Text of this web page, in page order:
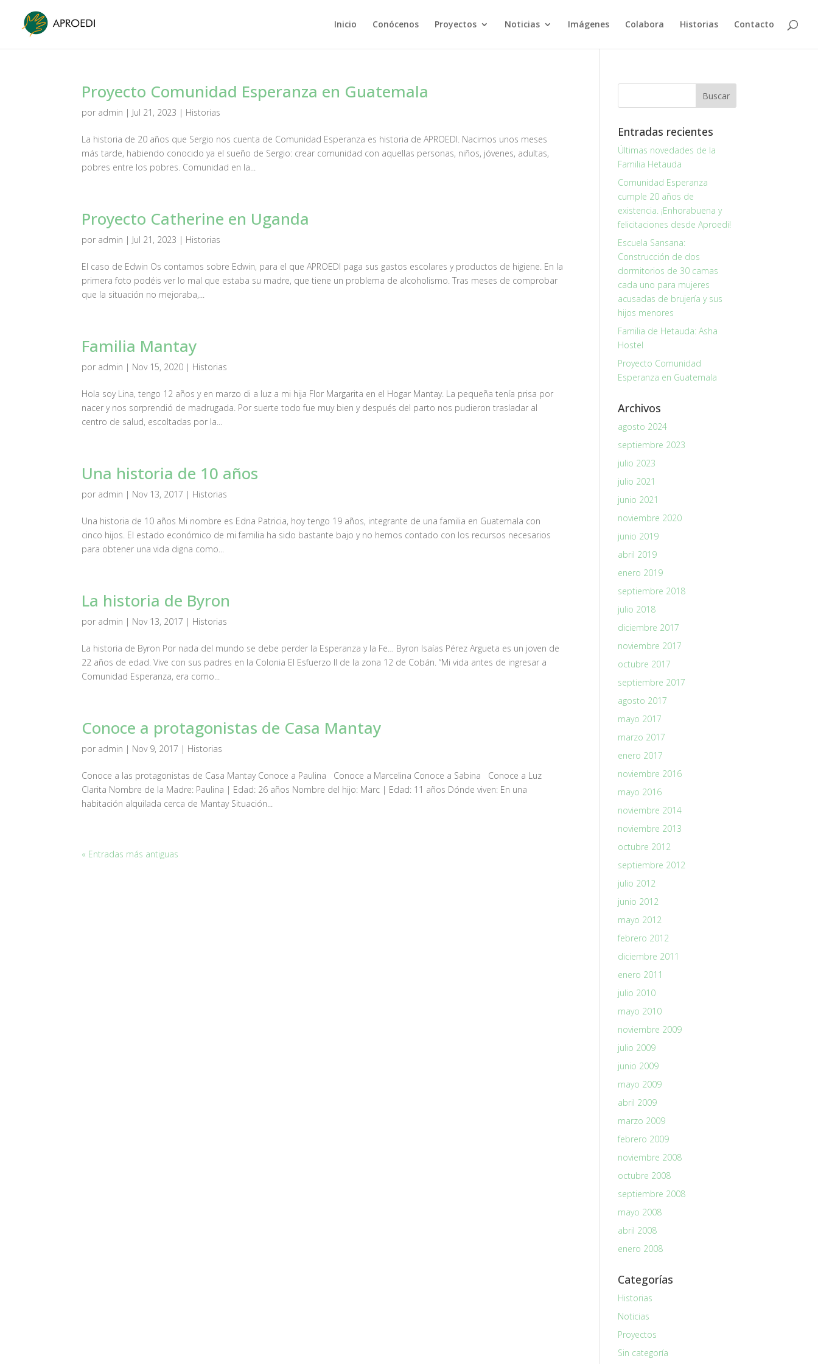
Inicio Conócenos Proyectos Noticias Imágenes Colabora Historias Contacto
Proyecto Comunidad Esperanza en Guatemala
por admin | Jul 21, 2023 | Historias
La historia de 20 años que Sergio nos cuenta de Comunidad Esperanza es historia de APROEDI. Nacimos unos meses
más tarde, habiendo conocido ya el sueño de Sergio: crear comunidad con aquellas personas, niños, jóvenes, adultas,
pobres entre los pobres. Comunidad en la...
Proyecto Catherine en Uganda
por admin | Jul 21, 2023 | Historias
El caso de Edwin Os contamos sobre Edwin, para el que APROEDI paga sus gastos escolares y productos de higiene. En la
primera foto podéis ver lo mal que estaba su madre, que tiene un problema de alcoholismo. Tras meses de comprobar
que la situación no mejoraba,...
Familia Mantay
por admin | Nov 15, 2020 | Historias
Hola soy Lina, tengo 12 años y en marzo di a luz a mi hija Flor Margarita en el Hogar Mantay. La pequeña tenía prisa por
nacer y nos sorprendió de madrugada. Por suerte todo fue muy bien y después del parto nos pudieron trasladar al
centro de salud, escoltadas por la...
Una historia de 10 años
por admin | Nov 13, 2017 | Historias
Una historia de 10 años Mi nombre es Edna Patricia, hoy tengo 19 años, integrante de una familia en Guatemala con
cinco hijos. El estado económico de mi familia ha sido bastante bajo y no hemos contado con los recursos necesarios
para obtener una vida digna como...
La historia de Byron
por admin | Nov 13, 2017 | Historias
La historia de Byron Por nada del mundo se debe perder la Esperanza y la Fe… Byron Isaías Pérez Argueta es un joven de
22 años de edad. Vive con sus padres en la Colonia El Esfuerzo II de la zona 12 de Cobán. “Mi vida antes de ingresar a
Comunidad Esperanza, era como...
Conoce a protagonistas de Casa Mantay
por admin | Nov 9, 2017 | Historias
Conoce a las protagonistas de Casa Mantay Conoce a Paulina Conoce a Marcelina Conoce a Sabina Conoce a Luz
Clarita Nombre de la Madre: Paulina | Edad: 26 años Nombre del hijo: Marc | Edad: 11 años Dónde viven: En una
habitación alquilada cerca de Mantay Situación...
« Entradas más antiguas
Entradas recientes
Últimas novedades de la
Familia Hetauda
Comunidad Esperanza
cumple 20 años de
existencia. ¡Enhorabuena y
felicitaciones desde Aproedi!
Escuela Sansana:
Construcción de dos
dormitorios de 30 camas
cada uno para mujeres
acusadas de brujería y sus
hijos menores
Familia de Hetauda: Asha
Hostel
Proyecto Comunidad
Esperanza en Guatemala
Archivos
agosto 2024
septiembre 2023
julio 2023
julio 2021
junio 2021
noviembre 2020
junio 2019
abril 2019
enero 2019
septiembre 2018
julio 2018
diciembre 2017
noviembre 2017
octubre 2017
septiembre 2017
agosto 2017
mayo 2017
marzo 2017
enero 2017
noviembre 2016
mayo 2016
noviembre 2014
noviembre 2013
octubre 2012
septiembre 2012
julio 2012
junio 2012
mayo 2012
febrero 2012
diciembre 2011
enero 2011
julio 2010
mayo 2010
noviembre 2009
julio 2009
junio 2009
mayo 2009
abril 2009
marzo 2009
febrero 2009
noviembre 2008
octubre 2008
septiembre 2008
mayo 2008
abril 2008
enero 2008
Categorías
Historias
Noticias
Proyectos
Sin categoría